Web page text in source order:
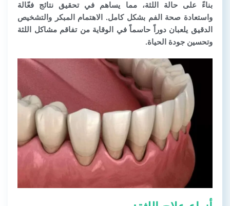
بناءً على حالة اللثة، مما يساهم في تحقيق نتائج فعّالة
واستعادة صحة الفم بشكل كامل. الاهتمام المبكر والتشخيص
الدقيق يلعبان دوراً حاسماً في الوقاية من تفاقم مشاكل اللثة
وتحسين جودة الحياة.